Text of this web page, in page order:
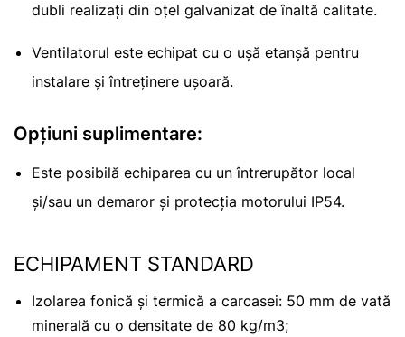
dubli realizați din oțel galvanizat de înaltă calitate.
Ventilatorul este echipat cu o ușă etanșă pentru
instalare și întreținere ușoară.
Opțiuni suplimentare:
Este posibilă echiparea cu un întrerupător local
și/sau un demaror și protecția motorului IP54.
ECHIPAMENT STANDARD
Izolarea fonică și termică a carcasei: 50 mm de vată
minerală cu o densitate de 80 kg/m3;